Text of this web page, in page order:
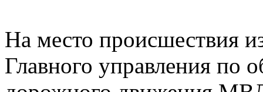
На место происшествия
Главного управления по